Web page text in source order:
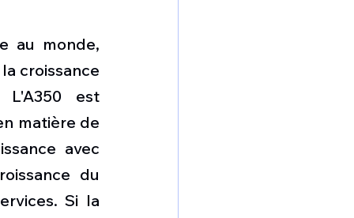
au monde,
croissance
L'A350 est
matière de
avec
du
Si la